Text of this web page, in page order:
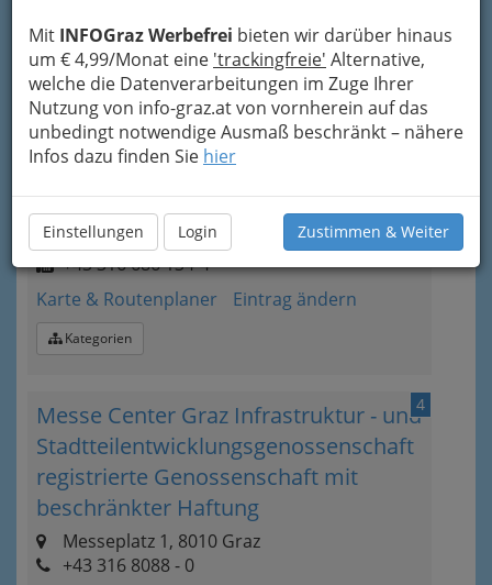
Mit INFOGraz Werbefrei bieten wir darüber hinaus
um € 4,99/Monat eine 'trackingfreie' Alternative,
welche die Datenverarbeitungen im Zuge Ihrer
Nutzung von info-graz.at von vornherein auf das
unbedingt notwendige Ausmaß beschränkt – nähere
Infos dazu finden Sie hier
Einstellungen Login Zustimmen & Weiter
Karte & Routenplaner
Eintrag ändern
Kategorien
Hans-Dieter Grosz
Anton-Kleinoscheg-Straße 31, 8051 Graz-
Gösting
+43 316 686 134
+43 316 686 134-4
Karte & Routenplaner
Eintrag ändern
Kategorien
4
Messe Center Graz Infrastruktur - und
Stadtteilentwicklungsgenossenschaft
registrierte Genossenschaft mit
beschränkter Haftung
Messeplatz 1, 8010 Graz
+43 316 8088 - 0